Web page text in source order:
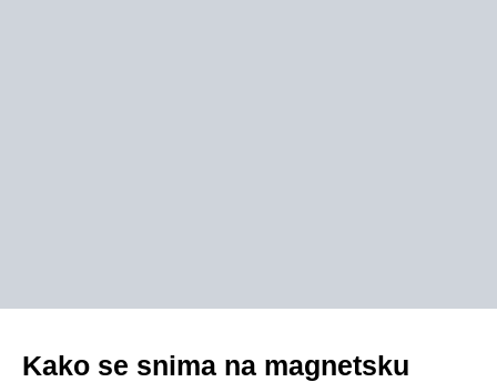
Kako se snima na magnetsku